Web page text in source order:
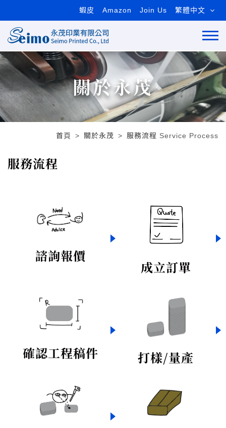
蝦皮 Amazon Join Us 繁體中文
關於永茂
首頁 關於永茂 服務流程 Service Process
服務流程
諮詢報價
成立訂單
確認工程稿件 打樣/量產